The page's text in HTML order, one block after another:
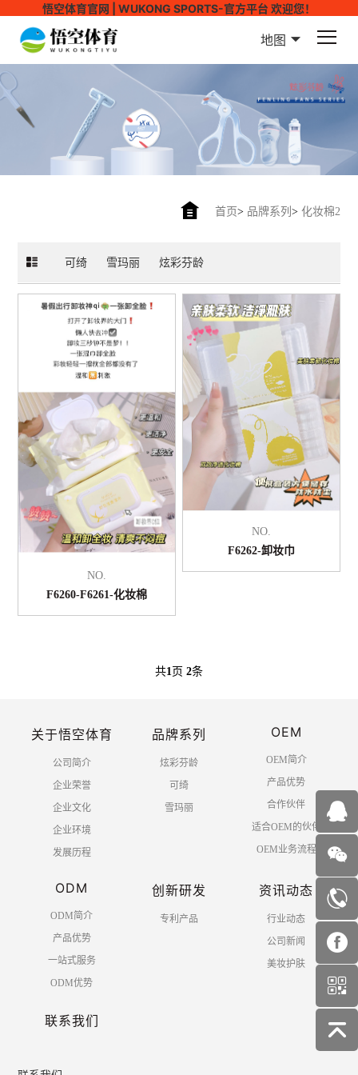
悟空体育官网 | WUKONG SPORTS-官方平台 欢迎您！
地图
首页> 品牌系列 > 化妆棉2
可绮 雪玛丽 炫彩芬龄
NO.
F6260-F6261-化妆棉
NO.
F6262-卸妆巾
共1页 2条
关于悟空体育
公司简介
企业荣誉
企业文化
企业环境
发展历程
品牌系列
炫彩芬龄
可绮
雪玛丽
OEM
OEM简介
产品优势
合作伙伴
适合OEM的伙伴
OEM业务流程
ODM
ODM简介
产品优势
一站式服务
ODM优势
创新研发
专利产品
资讯动态
行业动态
公司新闻
美妆护肤
联系我们